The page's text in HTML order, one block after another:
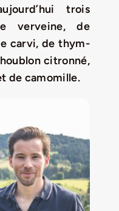
de Noël 2025
trois
verveine, de
carvi, de thym-
citronné,
de camomille.